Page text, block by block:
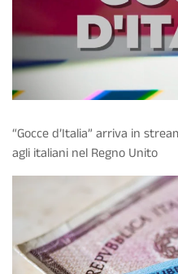
“Gocce d’Italia” arriva in
agli italiani nel Regno Unito